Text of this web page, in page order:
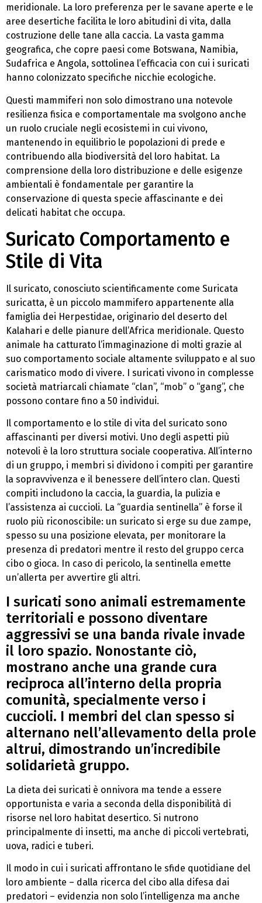
meridionale. La loro preferenza per le savane aperte e le
aree desertiche facilita le loro abitudini di vita, dalla
costruzione delle tane alla caccia. La vasta gamma
geografica, che copre paesi come Botswana, Namibia,
Sudafrica e Angola, sottolinea l’efficacia con cui i suricati
hanno colonizzato specifiche nicchie ecologiche.
Questi mammiferi non solo dimostrano una notevole
resilienza fisica e comportamentale ma svolgono anche
un ruolo cruciale negli ecosistemi in cui vivono,
mantenendo in equilibrio le popolazioni di prede e
contribuendo alla biodiversità del loro habitat. La
comprensione della loro distribuzione e delle esigenze
ambientali è fondamentale per garantire la
conservazione di questa specie affascinante e dei
delicati habitat che occupa.
Suricato Comportamento e
Stile di Vita
Il suricato, conosciuto scientificamente come Suricata
suricatta, è un piccolo mammifero appartenente alla
famiglia dei Herpestidae, originario del deserto del
Kalahari e delle pianure dell’Africa meridionale. Questo
animale ha catturato l’immaginazione di molti grazie al
suo comportamento sociale altamente sviluppato e al suo
carismatico modo di vivere. I suricati vivono in complesse
società matriarcali chiamate “clan”, “mob” o “gang”, che
possono contare fino a 50 individui.
Il comportamento e lo stile di vita del suricato sono
affascinanti per diversi motivi. Uno degli aspetti più
notevoli è la loro struttura sociale cooperativa. All’interno
di un gruppo, i membri si dividono i compiti per garantire
la sopravvivenza e il benessere dell’intero clan. Questi
compiti includono la caccia, la guardia, la pulizia e
l’assistenza ai cuccioli. La “guardia sentinella” è forse il
ruolo più riconoscibile: un suricato si erge su due zampe,
spesso su una posizione elevata, per monitorare la
presenza di predatori mentre il resto del gruppo cerca
cibo o gioca. In caso di pericolo, la sentinella emette
un’allerta per avvertire gli altri.
I suricati sono animali estremamente
territoriali e possono diventare
aggressivi se una banda rivale invade
il loro spazio. Nonostante ciò,
mostrano anche una grande cura
reciproca all’interno della propria
comunità, specialmente verso i
cuccioli. I membri del clan spesso si
alternano nell’allevamento della prole
altrui, dimostrando un’incredibile
solidarietà gruppo.
La dieta dei suricati è onnivora ma tende a essere
opportunista e varia a seconda della disponibilità di
risorse nel loro habitat desertico. Si nutrono
principalmente di insetti, ma anche di piccoli vertebrati,
uova, radici e tuberi.
Il modo in cui i suricati affrontano le sfide quotidiane del
loro ambiente – dalla ricerca del cibo alla difesa dai
predatori – evidenzia non solo l’intelligenza ma anche